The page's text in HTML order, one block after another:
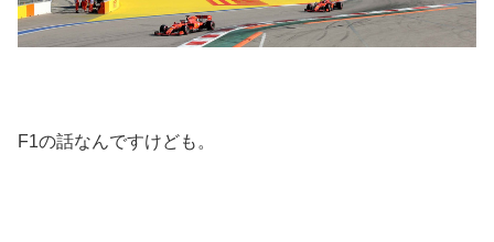
F1の話なんですけども。